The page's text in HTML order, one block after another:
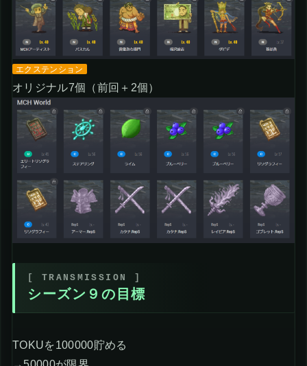
エクステンション
オリジナル7個（前回＋2個）
シーズン９の目標
TOKUを100000貯める